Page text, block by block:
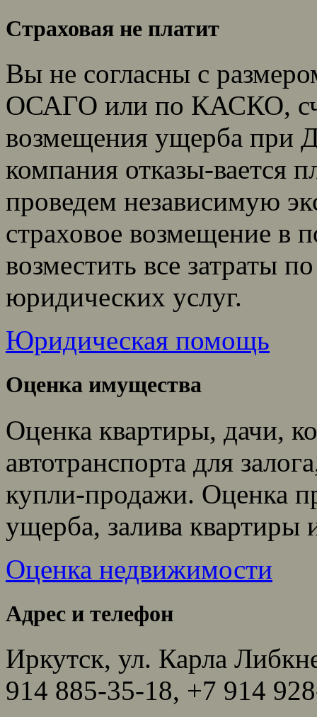
Страховая не платит
Вы не согласны с
ОСАГО или по КАСКО,
возмещения ущерба при
компания отказы-вается
проведем независимую
страховое возмещение в
возместить все затраты
юридических услуг.
Юридическая помощь
Оценка имущества
Оценка квартиры, дачи,
автотранспорта для
купли-продажи. Оценка
ущерба, залива квартиры
Оценка недвижимости
Адрес и телефон
Иркутск, ул. Карла
914 885-35-18, +7 914